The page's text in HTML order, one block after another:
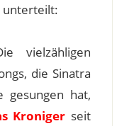
unterteilt:
vielzähligen
die Sinatra
gesungen hat,
Kroniger seit